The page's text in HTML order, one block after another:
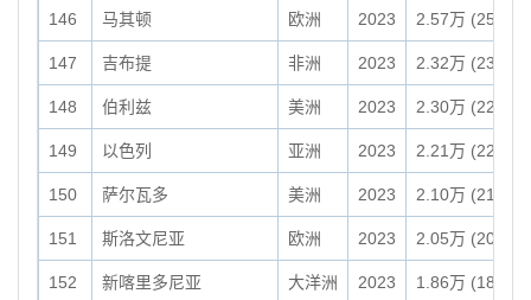
146 马其顿 欧洲 2023 2.57万
147 吉布提 非洲 2023 2.32万
148 伯利兹 美洲 2023 2.30万
149 以色列 亚洲 2023 2.21万
150 萨尔瓦多 美洲 2023 2.10万
151 斯洛文尼亚 欧洲 2023 2.05万
152 新喀里多尼亚 大洋洲 2023 1.86万